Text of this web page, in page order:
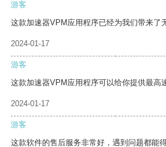
游客
这款加速器VPM应用程序已经为我们带来了
2024-01-17
游客
这款加速器VPM应用程序可以给你提供最高
2024-01-17
游客
这款软件的售后服务非常好，遇到问题都能